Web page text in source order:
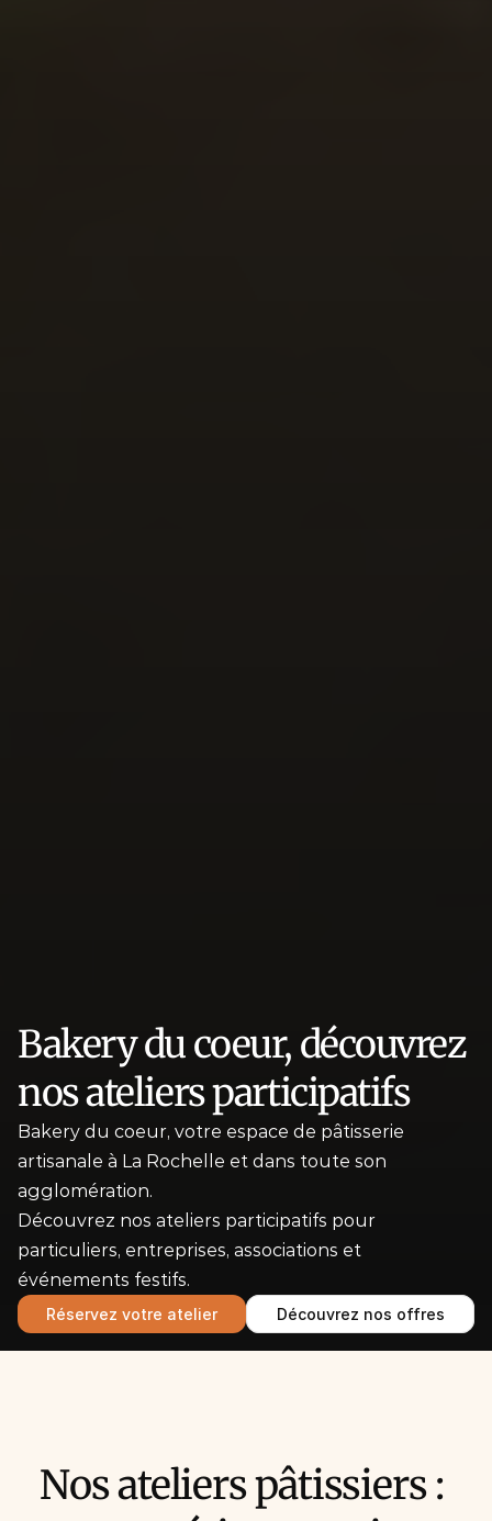
Bakery du coeur, découvrez
nos ateliers participatifs
Bakery du coeur, votre espace de pâtisserie
artisanale à La Rochelle et dans toute son
agglomération.
Découvrez nos ateliers participatifs pour
particuliers, entreprises, associations et
événements festifs.
Réservez votre atelier Découvrez nos offres
Nos ateliers pâtissiers :